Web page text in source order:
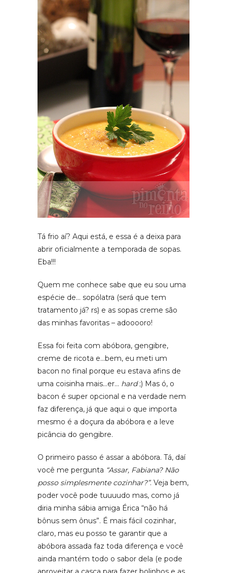
Tá frio aí? Aqui está, e essa é a deixa para
abrir oficialmente a temporada de sopas.
Eba!!!
Quem me conhece sabe que eu sou uma
espécie de… sopólatra (será que tem
tratamento já? rs) e as sopas creme são
das minhas favoritas – adooooro!
Essa foi feita com abóbora, gengibre,
creme de ricota e…bem, eu meti um
bacon no final porque eu estava afins de
uma coisinha mais…er… hard;) Mas ó, o
bacon é super opcional e na verdade nem
faz diferença, já que aqui o que importa
mesmo é a doçura da abóbora e a leve
picância do gengibre.
O primeiro passo é assar a abóbora. Tá, daí
você me pergunta “Assar, Fabiana? Não
posso simplesmente cozinhar?”. Veja bem,
poder você pode tuuuudo mas, como já
diria minha sábia amiga Érica “não há
bônus sem ônus”. É mais fácil cozinhar,
claro, mas eu posso te garantir que a
abóbora assada faz toda diferença e você
ainda mantém todo o sabor dela (e pode